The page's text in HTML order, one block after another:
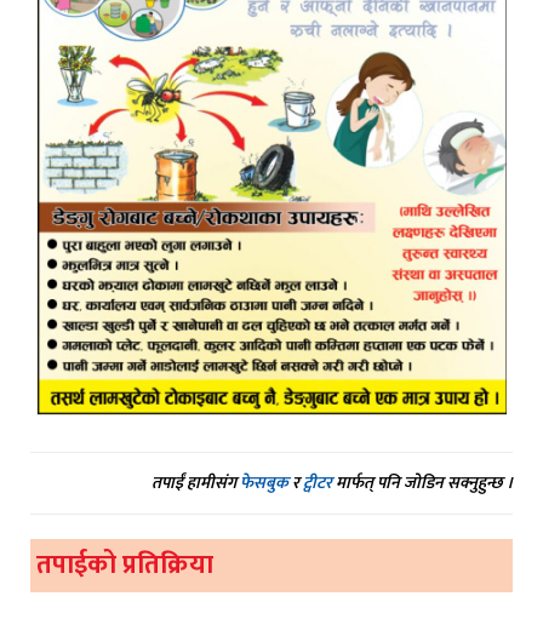
तपाईं हामीसंगफेसबुकरट्वीटरमार्फत् पनि जोडिन सक्नुहुन्छ ।
तपाईको प्रतिक्रिया